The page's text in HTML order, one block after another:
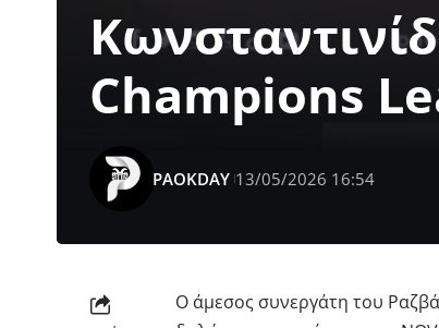
Champions
PAOKDAY 13/05/2026 16:54
Ο άμεσος συνεργάτη του